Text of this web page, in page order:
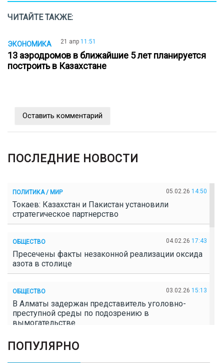
ЧИТАЙТЕ ТАКЖЕ:
ЭКОНОМИКА 21 апр 11:51
13 аэродромов в ближайшие 5 лет планируется
построить в Казахстане
Оставить комментарий
ПОСЛЕДНИЕ НОВОСТИ
ПОЛИТИКА / МИР 05.02.26 14:50
Токаев: Казахстан и Пакистан установили
стратегическое партнерство
ОБЩЕСТВО 04.02.26 17:43
Пресечены факты незаконной реализации оксида
азота в столице
ОБЩЕСТВО 03.02.26 15:13
В Алматы задержан представитель уголовно-
преступной среды по подозрению в
вымогательстве
ОБЩЕСТВО
ПОПУЛЯРНО